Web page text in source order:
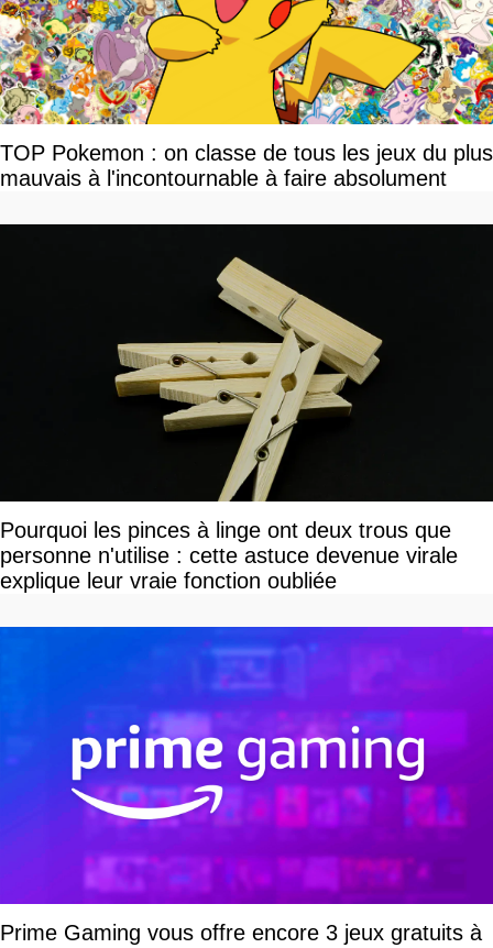
TOP Pokemon : on classe de tous les jeux du plus
mauvais à l'incontournable à faire absolument
Pourquoi les pinces à linge ont deux trous que
personne n'utilise : cette astuce devenue virale
explique leur vraie fonction oubliée
Prime Gaming vous offre encore 3 jeux gratuits à